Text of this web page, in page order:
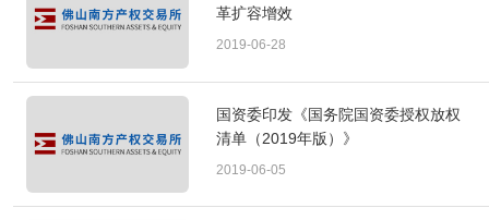
革扩容增效
2019-06-28
国资委印发《国务院国资委授权放权
清单（2019年版）》
2019-06-05